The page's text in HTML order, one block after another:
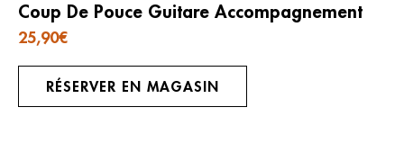
Coup De Pouce Guitare Accompagnement
25,90€
RÉSERVER EN MAGASIN